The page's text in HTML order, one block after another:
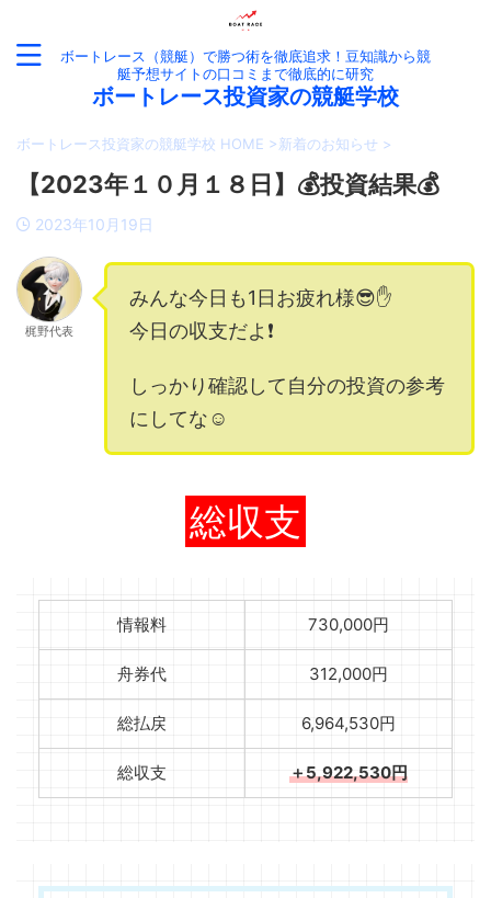
ボートレース（競艇）で勝つ術を徹底追求！豆知識から競
艇予想サイトの口コミまで徹底的に研究
ボートレース投資家の競艇学校
ボートレース投資家の競艇学校 HOME >新着のお知らせ >
【2023年１０月１８日】💰投資結果💰
2023年10月19日
梶野代表
みんな今日も1日お疲れ様😎✋
今日の収支だよ❗️
しっかり確認して自分の投資の参考
にしてな☺️
総収支
情報料 730,000円
舟券代 312,000円
総払戻 6,964,530円
総収支 ＋5,922,530円